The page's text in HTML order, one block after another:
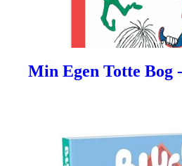
Min Egen Totte Bog